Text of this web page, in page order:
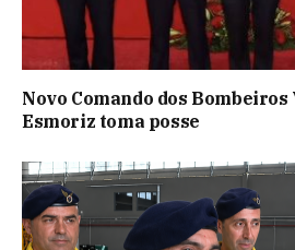
Novo Comando dos
Esmoriz toma posse